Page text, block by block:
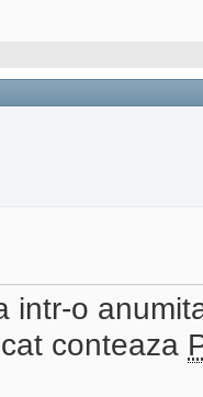
intr-o
conteaza